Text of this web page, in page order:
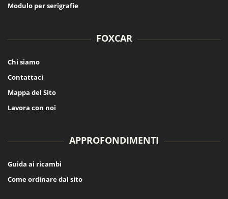
Modulo per serigrafie
FOXCAR
Chi siamo
Contattaci
Mappa del Sito
Lavora con noi
APPROFONDIMENTI
Guida ai ricambi
Come ordinare dal sito